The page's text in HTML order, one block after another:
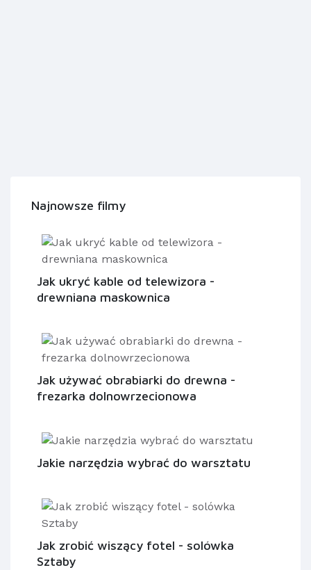
Najnowsze filmy
Jak ukryć kable od telewizora -
drewniana maskownica
Jak używać obrabiarki do drewna -
frezarka dolnowrzecionowa
Jakie narzędzia wybrać do warsztatu
Jak zrobić wiszący fotel - solówka
Sztaby